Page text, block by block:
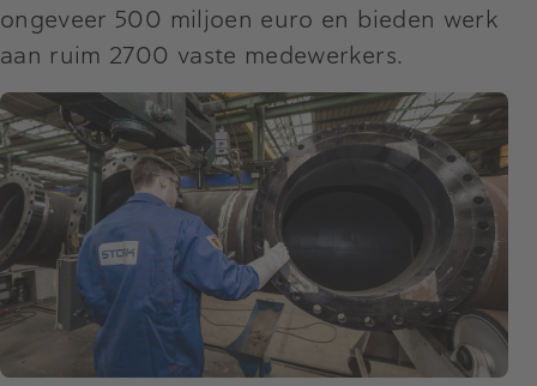
ongeveer 500 miljoen euro en bieden werk
aan ruim 2700 vaste medewerkers.